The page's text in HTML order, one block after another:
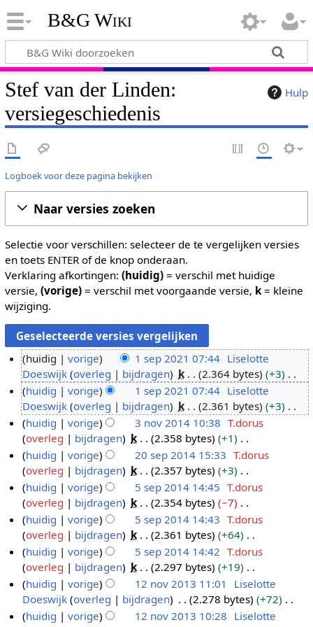
B&G Wiki
Hulp
Stef van der Linden:
versiegeschiedenis
Logboek voor deze pagina bekijken
Naar versies zoeken
Selectie voor verschillen: selecteer de te vergelijken versies
en toets ENTER of de knop onderaan.
Verklaring afkortingen: (huidig)= verschil met huidige
versie, (vorige)= verschil met voorgaande versie, k= kleine
wijziging.
s
p
0
1
huidig vorige 1 sep 2021 07:44 Liselotte
Doeswijk overleg bijdragen k 2.364 bytes
+3
G
e
e
n
b
e
w
e
r
k
i
n
g
s
s
a
huidig vorige 1 sep 2021 07:44 Liselotte
Doeswijk overleg bijdragen k 2.361 bytes
+3
G
e
e
n
b
e
w
e
r
k
i
n
g
s
n
v
0
4
huidig vorige 3 nov 2014 10:38 T.dorus
overleg
bijdragen k 2.358 bytes
+1
G
e
e
n
b
e
w
e
r
k
i
n
0
e
2
1
huidig vorige 20 sep 2014 15:33 T.dorus
overleg
bijdragen k 2.357 bytes
+3
G
e
e
n
b
e
w
e
k
s
p
0
4
huidig vorige 5 sep 2014 14:45 T.dorus
overleg
bijdragen k 2.354 bytes
−7
G
e
e
n
b
e
w
huidig vorige 5 sep 2014 14:43 T.dorus
overleg
bijdragen k 2.361 bytes
+64
G
e
e
n
b
huidig vorige 5 sep 2014 14:42 T.dorus
overleg
bijdragen k 2.297 bytes
+19
G
e
e
2
huidig vorige 12 nov 2013 11:01
Liselotte
Doeswijk overleg bijdragen 2.278 bytes
+72
Ghuidig vorige 12 nov 2013 10:28 Liselotte